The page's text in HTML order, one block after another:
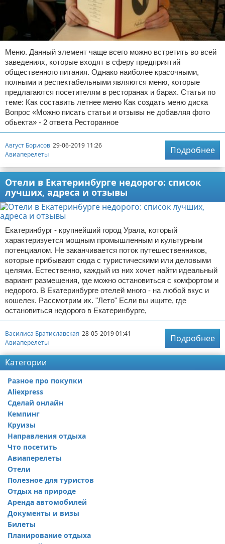
Меню. Данный элемент чаще всего можно встретить во всей
заведениях, которые входят в сферу предприятий
общественного питания. Однако наиболее красочными,
полными и респектабельными являются меню, которые
предлагаются посетителям в ресторанах и барах. Статьи по
теме: Как составить летнее меню Как создать меню диска
Вопрос «Можно писать статьи и отзывы не добавляя фото
обьекта» - 2 ответа Ресторанное
Август Борисов 29-06-2019 11:26
Авиаперелеты
Подробнее
Отели в Екатеринбурге недорого: список
лучших, адреса и отзывы
Екатеринбург - крупнейший город Урала, который
характеризуется мощным промышленным и культурным
потенциалом. Не заканчивается поток путешественников,
которые прибывают сюда с туристическими или деловыми
целями. Естественно, каждый из них хочет найти идеальный
вариант размещения, где можно остановиться с комфортом и
недорого. В Екатеринбурге отелей много - на любой вкус и
кошелек. Рассмотрим их. "Лето" Если вы ищите, где
остановиться недорого в Екатеринбурге,
Василиса Братиславская 28-05-2019 01:41
Авиаперелеты
Подробнее
Категории
Разное про покупки
Aliexpress
Сделай онлайн
Кемпинг
Круизы
Направления отдыха
Что посетить
Авиаперелеты
Отели
Полезное для туристов
Отдых на природе
Аренда автомобилей
Документы и визы
Билеты
Планирование отдыха